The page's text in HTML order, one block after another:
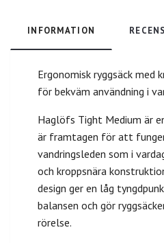
INFORMATION
Ergonomisk ryggsäck med
för bekväm användning i
Haglöfs Tight Medium är
är framtagen för att
vandringsleden som i
och kroppsnära
design ger en låg
balansen och gör
rörelse.